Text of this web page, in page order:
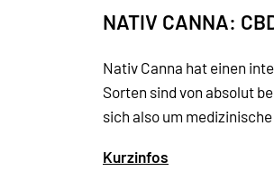
NATIV CANNA:
Nativ Canna hat einen
Sorten sind von absolut
sich also um
Kurzinfos